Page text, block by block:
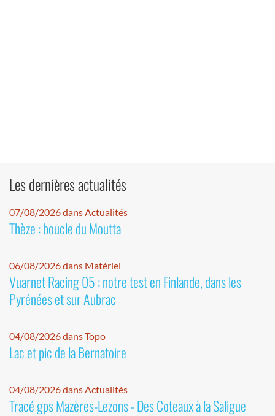
Les dernières actualités
07/08/2026 dans Actualités
Thèze : boucle du Moutta
06/08/2026 dans Matériel
Vuarnet Racing 05 : notre test en Finlande, dans les
Pyrénées et sur Aubrac
04/08/2026 dans Topo
Lac et pic de la Bernatoire
04/08/2026 dans Actualités
Tracé gps Mazères-Lezons - Des Coteaux à la Saligue